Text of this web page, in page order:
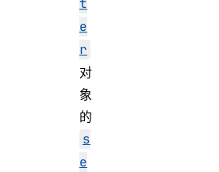
t
e
r
对
象
的
s
e